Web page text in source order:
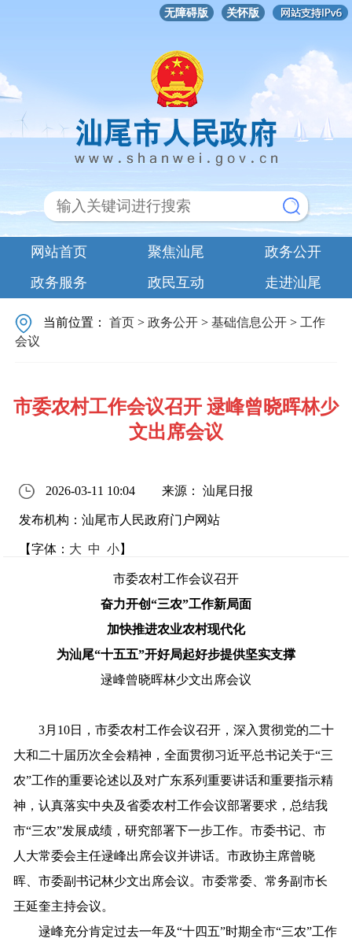
无障碍版 关怀版
网站首页 聚焦汕尾
政务公开
政务服务
政民互动 走进汕尾
当前位置：首页 >政务公开 >基础信息公开 > 工作
会议
市委农村工作会议召开 逯峰曾晓晖林少
文出席会议
2026-03-11 10:04 来源： 汕尾日报
发布机构：汕尾市人民政府门户网站
【字体： 大 中 小】
市委农村工作会议召开
奋力开创“三农”工作新局面
加快推进农业农村现代化
为汕尾“十五五”开好局起好步提供坚实支撑
逯峰曾晓晖林少文出席会议
3月 10日，市委农村工作会议召开，深入贯彻党的二十
大和二十届历次全会精神，全面贯彻习近平总书记关于“三
农”工作的重要论述以及对广东系列重要讲话和重要指示精
神，认真落实中央及省委农村工作会议部署要求，总结我
市“三农”发展成绩，研究部署下一步工作。市委书记、市
人大常委会主任逯峰出席会议并讲话。市政协主席曾晓
晖、市委副书记林少文出席会议。市委常委、常务副市长
王延奎主持会议。
逯峰充分肯定过去一年及“十四五”时期全市“三农”工作